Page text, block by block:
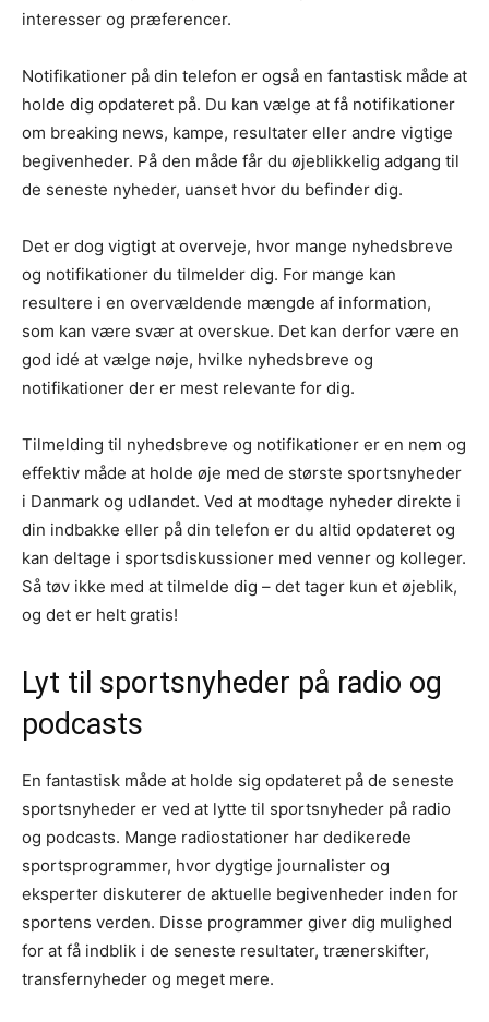
interesser og præferencer.
Notifikationer på din telefon er også en fantastisk måde at
holde dig opdateret på. Du kan vælge at få notifikationer
om breaking news, kampe, resultater eller andre vigtige
begivenheder. På den måde får du øjeblikkelig adgang til
de seneste nyheder, uanset hvor du befinder dig.
Det er dog vigtigt at overveje, hvor mange nyhedsbreve
og notifikationer du tilmelder dig. For mange kan
resultere i en overvældende mængde af information,
som kan være svær at overskue. Det kan derfor være en
god idé at vælge nøje, hvilke nyhedsbreve og
notifikationer der er mest relevante for dig.
Tilmelding til nyhedsbreve og notifikationer er en nem og
effektiv måde at holde øje med de største sportsnyheder
i Danmark og udlandet. Ved at modtage nyheder direkte i
din indbakke eller på din telefon er du altid opdateret og
kan deltage i sportsdiskussioner med venner og kolleger.
Så tøv ikke med at tilmelde dig – det tager kun et øjeblik,
og det er helt gratis!
Lyt til sportsnyheder på radio og
podcasts
En fantastisk måde at holde sig opdateret på de seneste
sportsnyheder er ved at lytte til sportsnyheder på radio
og podcasts. Mange radiostationer har dedikerede
sportsprogrammer, hvor dygtige journalister og
eksperter diskuterer de aktuelle begivenheder inden for
sportens verden. Disse programmer giver dig mulighed
for at få indblik i de seneste resultater, trænerskifter,
transfernyheder og meget mere.